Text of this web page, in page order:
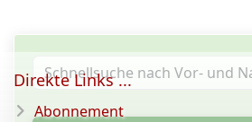
Direkte Links ...
Abonnement